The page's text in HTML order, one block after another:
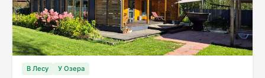
В Лесу У Озера